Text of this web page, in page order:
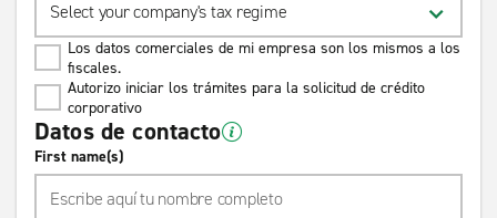
Select your company's tax regime
Los datos comerciales de mi empresa son los mismos a los
fiscales.
Autorizo iniciar los trámites para la solicitud de crédito
corporativo
Datos de contacto
First name(s)